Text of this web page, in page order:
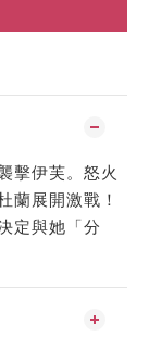
擊伊芙。怒火
蘭展開激戰！
定與她「分